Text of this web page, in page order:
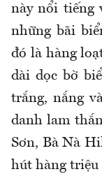
này nổi tiếng
những bãi
đó là hàng
dài dọc bờ
trắng, nắng
danh lam
Sơn, Bà Nà
hút hàng